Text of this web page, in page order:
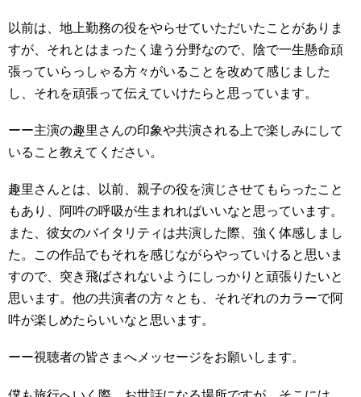
以前は、地上勤務の役をやらせていただいたことがありま
すが、それとはまったく違う分野なので、陰で一生懸命頑
張っていらっしゃる方々がいることを改めて感じました
し、それを頑張って伝えていけたらと思っています。
ーー主演の趣里さんの印象や共演される上で楽しみにして
いること教えてください。
趣里さんとは、以前、親子の役を演じさせてもらったこと
もあり、阿吽の呼吸が生まれればいいなと思っています。
また、彼女のバイタリティは共演した際、強く体感しまし
た。この作品でもそれを感じながらやっていけると思いま
すので、突き飛ばされないようにしっかりと頑張りたいと
思います。他の共演者の方々とも、それぞれのカラーで阿
吽が楽しめたらいいなと思います。
ーー視聴者の皆さまへメッセージをお願いします。